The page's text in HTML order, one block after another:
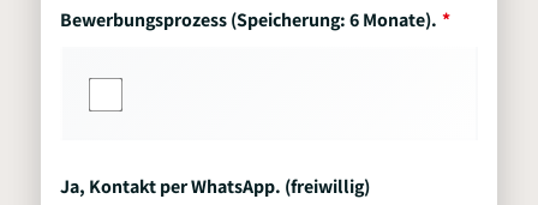
Bewerbungsprozess (Speicherung: 6 Monate).
Ja, Kontakt per WhatsApp. (freiwillig)